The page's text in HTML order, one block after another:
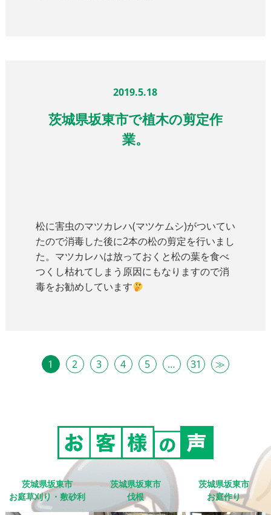
2019.5.18
茨城県坂東市で植木の剪定作
業。
松に害虫のマツカレハ(マツケムシ)がついてい
たので消毒した後に2本の松の剪定を行いまし
た。マツカレハは放っておくと松の葉を食べ
つくし枯れてしまう原因にもなりますので消
毒をお勧めしています
1 2 3 4 5 … 31 ≫
茨城県坂東市
お庭草刈り・敷砂利
茨城県坂東市
伐根
茨城県坂東市
お庭作り